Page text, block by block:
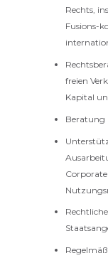
Rechts,
Fusions-
freien
Kapital
Beratung